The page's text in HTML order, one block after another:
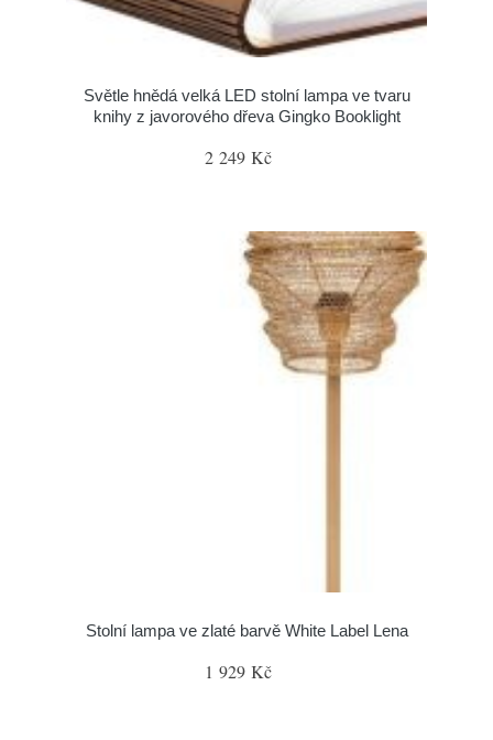
Světle hnědá velká LED stolní lampa ve tvaru
knihy z javorového dřeva Gingko Booklight
2 249 Kč
Stolní lampa ve zlaté barvě White Label Lena
1 929 Kč